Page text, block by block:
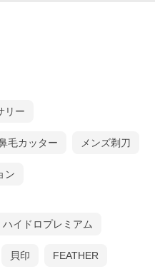
リー
毛カッター メンズ剃刀
ン
ハイドロプレミアム
貝印 FEATHER